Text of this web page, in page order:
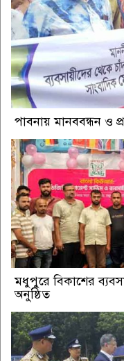
পাবনায় মানববন্ধন ও
মধুপুরে বিকাশের
অনুষ্ঠিত